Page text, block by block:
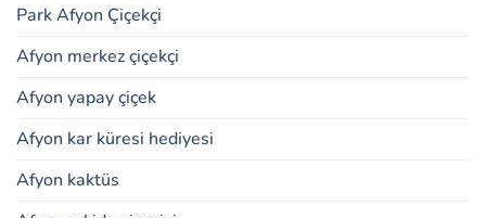
Park Afyon Çiçekçi
Afyon merkez çiçekçi
Afyon yapay çiçek
Afyon kar küresi hediyesi
Afyon kaktüs